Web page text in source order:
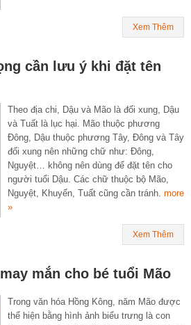
Xem Thêm
cần lưu ý khi đặt tên
Theo địa chi, Dậu và Mão là đối xung, Dậu
và Tuất là lục hại. Mão thuộc phương
Đông, Dậu thuộc phương Tây, Đông và Tây
đối xung nên những chữ như: Đông,
Nguyệt… không nên dùng để đặt tên cho
người tuổi Dậu. Các chữ thuộc bộ Mão,
Nguyệt, Khuyển, Tuất cũng cần tránh. more
»
Xem Thêm
mắn cho bé tuổi Mão
Trong văn hóa Hồng Kông, năm Mão được
thể hiện bằng hình ảnh biểu trưng là con